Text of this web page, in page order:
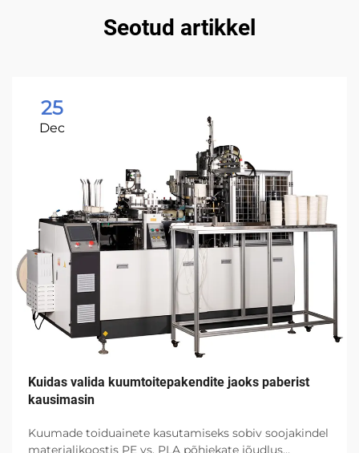
Seotud artikkel
25
Dec
Kuidas valida kuumtoitepakendite jaoks paberist
kausimasin
Kuumade toiduainete kasutamiseks sobiv soojakindel
materjalikoostis PE vs. PLA põhjekate jõudlus